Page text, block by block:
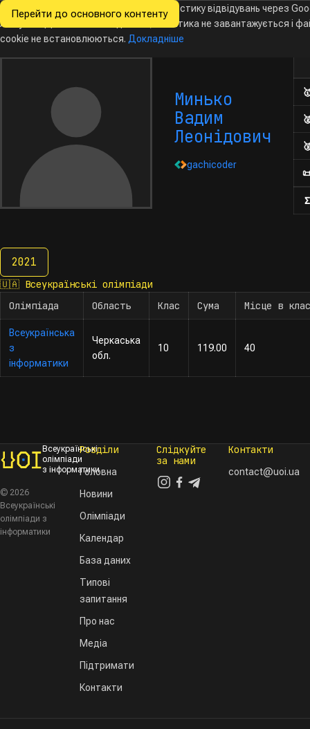
Перейти до основного контенту
Всеукраїнські
з інформатики
НовиниОлімпіадиКалендарБаза даних
Минько
Вадим
Леонідович
gachicoder
Σ
2021
2021
🇺🇦 Всеукраїнські олімпіади
Олімпіада
Область Клас Сума Місце в
Всеукраїнська
з
інформатики
Черкаська
обл.
10 119.00 40
Всеукраїнські
олімпіади
з інформатики
© 2026
Всеукраїнські
олімпіади з
інформатики
Розділи
Головна
Новини
Олімпіади
Календар
База даних
Типові
запитання
Про нас
Медіа
Підтримати
Контакти
Слідкуйте
за нами
Контакти
contact@uoi.ua
Ми хочемо збирати знеособлену статистику відвідувань через
Analytics. Доки ви не погодитесь, аналітика не завантажується і
cookie не встановлюються. Докладніше